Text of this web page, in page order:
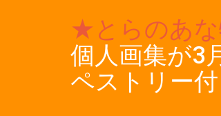
★とらのあ
個人画集が3
ペストリー